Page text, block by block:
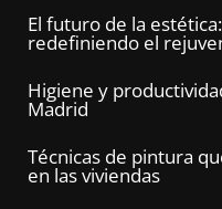
El futuro de la
redefiniendo el
Higiene y
Madrid
Técnicas de pintura
en las viviendas